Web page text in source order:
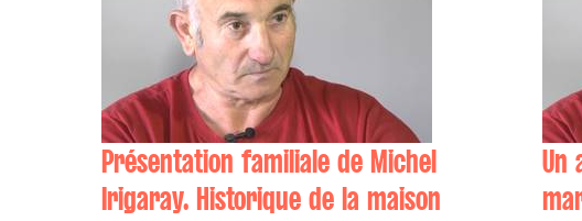
Présentation familiale de Michel
Irigaray. Historique de la maison
Un